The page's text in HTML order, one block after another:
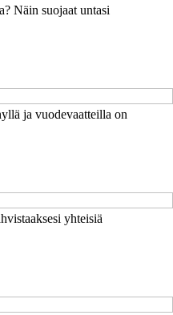
Näin suojaat untasi
ja vuodevaatteilla on
yhteisiä